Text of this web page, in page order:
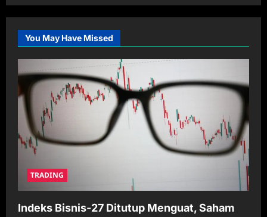
You May Have Missed
TRADING
Indeks Bisnis-27 Ditutup Menguat, Saham